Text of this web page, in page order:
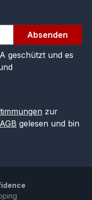
Absenden
geschützt und es
zur
AGB gelesen und bin